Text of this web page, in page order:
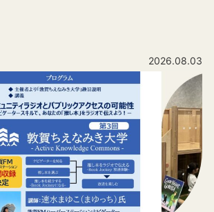
2026.08.03